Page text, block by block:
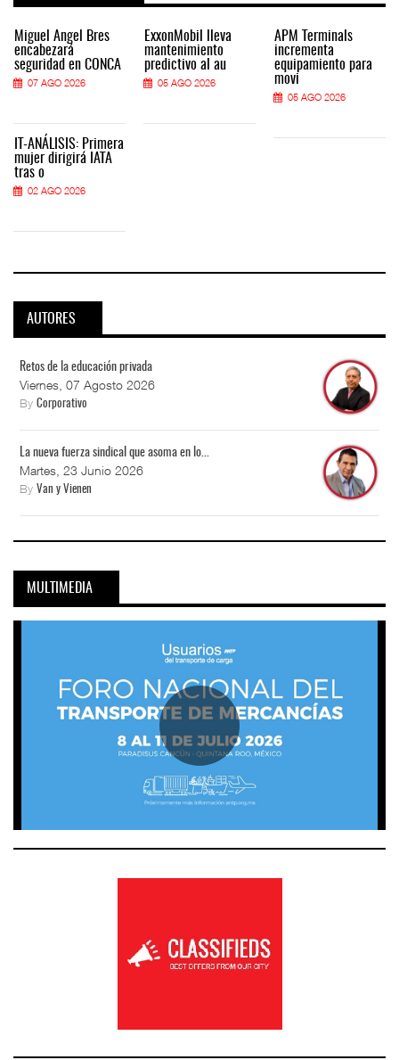
Miguel Ángel Bres
encabezará
seguridad en CONCA
07 AGO 2026
IT-ANÁLISIS: Primera
mujer dirigirá IATA
tras o
02 AGO 2026
ExxonMobil lleva
mantenimiento
predictivo al au
05 AGO 2026
APM Terminals
incrementa
equipamiento para
movi
05 AGO 2026
AUTORES
Retos de la educación privada
Viernes, 07 Agosto 2026
By Corporativo
La nueva fuerza sindical que asoma en lo...
Martes, 23 Junio 2026
By Van y Vienen
MULTIMEDIA